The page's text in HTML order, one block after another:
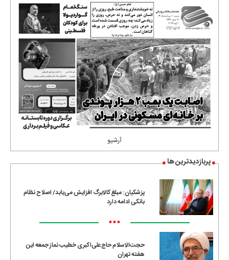
آرشیو
پربازدیدترین ها
پزشکیان: مبلغ کالابرگ افزایش می‌یابد/ اصلاح نظام
بانکی ادامه دارد
•••
حجت‌الاسلام حاج‌علی‌اکبری خطیب نماز جمعه این
هفته تهران